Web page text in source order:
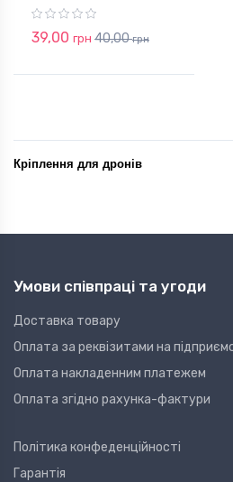
39,00 грн 40,00грн
Кріплення для дронів
Умови співпраці та угоди
Доставка товару
Оплата за реквізитами на
Оплата накладенним платежем
Оплата згідно рахунка-фактури
Політика конфеденційності
Гарантія